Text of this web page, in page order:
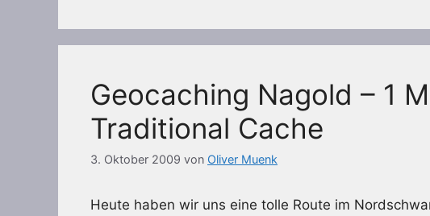
Geocaching Nagold – 1
Traditional Cache
3. Oktober 2009 von Oliver Muenk
Heute haben wir uns eine tolle Route im